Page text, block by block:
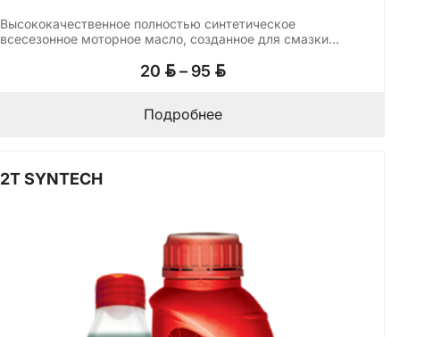
Высококачественное полностью синтетическое
всесезонное моторное масло, созданное для смазки
20 BYN–95 BYNДиапазон
цен:
Подробнее
2T SYNTECH